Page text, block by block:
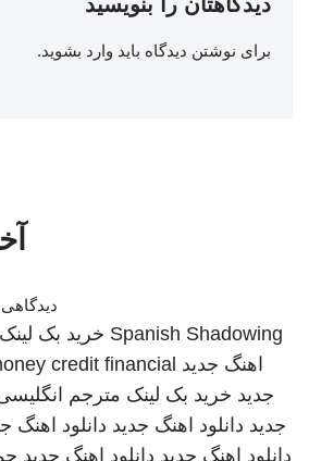
برای نوشتن دیدگاه باید وارد بشوید.
Spanish Shadowing خرید بک لینک
اهنگ جدید credit financial
جدید خرید بک لینک مترجم
جدید دانلود اهنگ جدید دانلود اهنگ
دانلود اهنگ جدید دانلود اهنگ جدید